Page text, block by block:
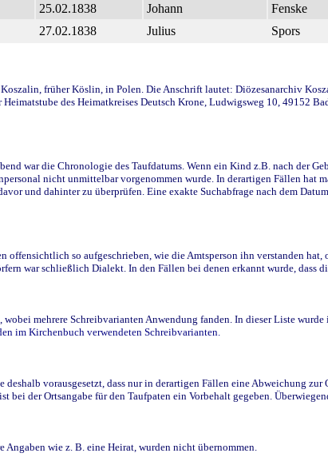
25.02.1838 Johann Fenske
27.02.1838 Julius Spors
früher Köslin, in Polen. Die Anschrift lautet: Diözesanarchiv
des Heimatkreises Deutsch Krone, Ludwigsweg 10, 49152
war die Chronologie des Taufdatums. Wenn ein Kind z.B. nach der
nicht unmittelbar vorgenommen wurde. In derartigen Fällen hat
und dahinter zu überprüfen. Eine exakte Suchabfrage nach dem
so aufgeschrieben, wie die Amtsperson ihn verstanden hat,
war schließlich Dialekt. In den Fällen bei denen erkannt wurde, dass
mehrere Schreibvarianten Anwendung fanden. In dieser Liste
im Kirchenbuch verwendeten Schreibvarianten.
vorausgesetzt, dass nur in derartigen Fällen eine Abweichung
der Ortsangabe für den Taufpaten ein Vorbehalt gegeben.
wie z. B. eine Heirat, wurden nicht übernommen.